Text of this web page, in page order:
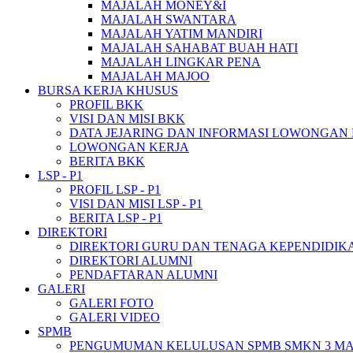
MAJALAH MONEY&I
MAJALAH SWANTARA
MAJALAH YATIM MANDIRI
MAJALAH SAHABAT BUAH HATI
MAJALAH LINGKAR PENA
MAJALAH MAJOO
BURSA KERJA KHUSUS
PROFIL BKK
VISI DAN MISI BKK
DATA JEJARING DAN INFORMASI LOWONGAN
LOWONGAN KERJA
BERITA BKK
LSP - P1
PROFIL LSP - P1
VISI DAN MISI LSP - P1
BERITA LSP - P1
DIREKTORI
DIREKTORI GURU DAN TENAGA
DIREKTORI ALUMNI
PENDAFTARAN ALUMNI
GALERI
GALERI FOTO
GALERI VIDEO
SPMB
PENGUMUMAN KELULUSAN SPMB SMKN 3